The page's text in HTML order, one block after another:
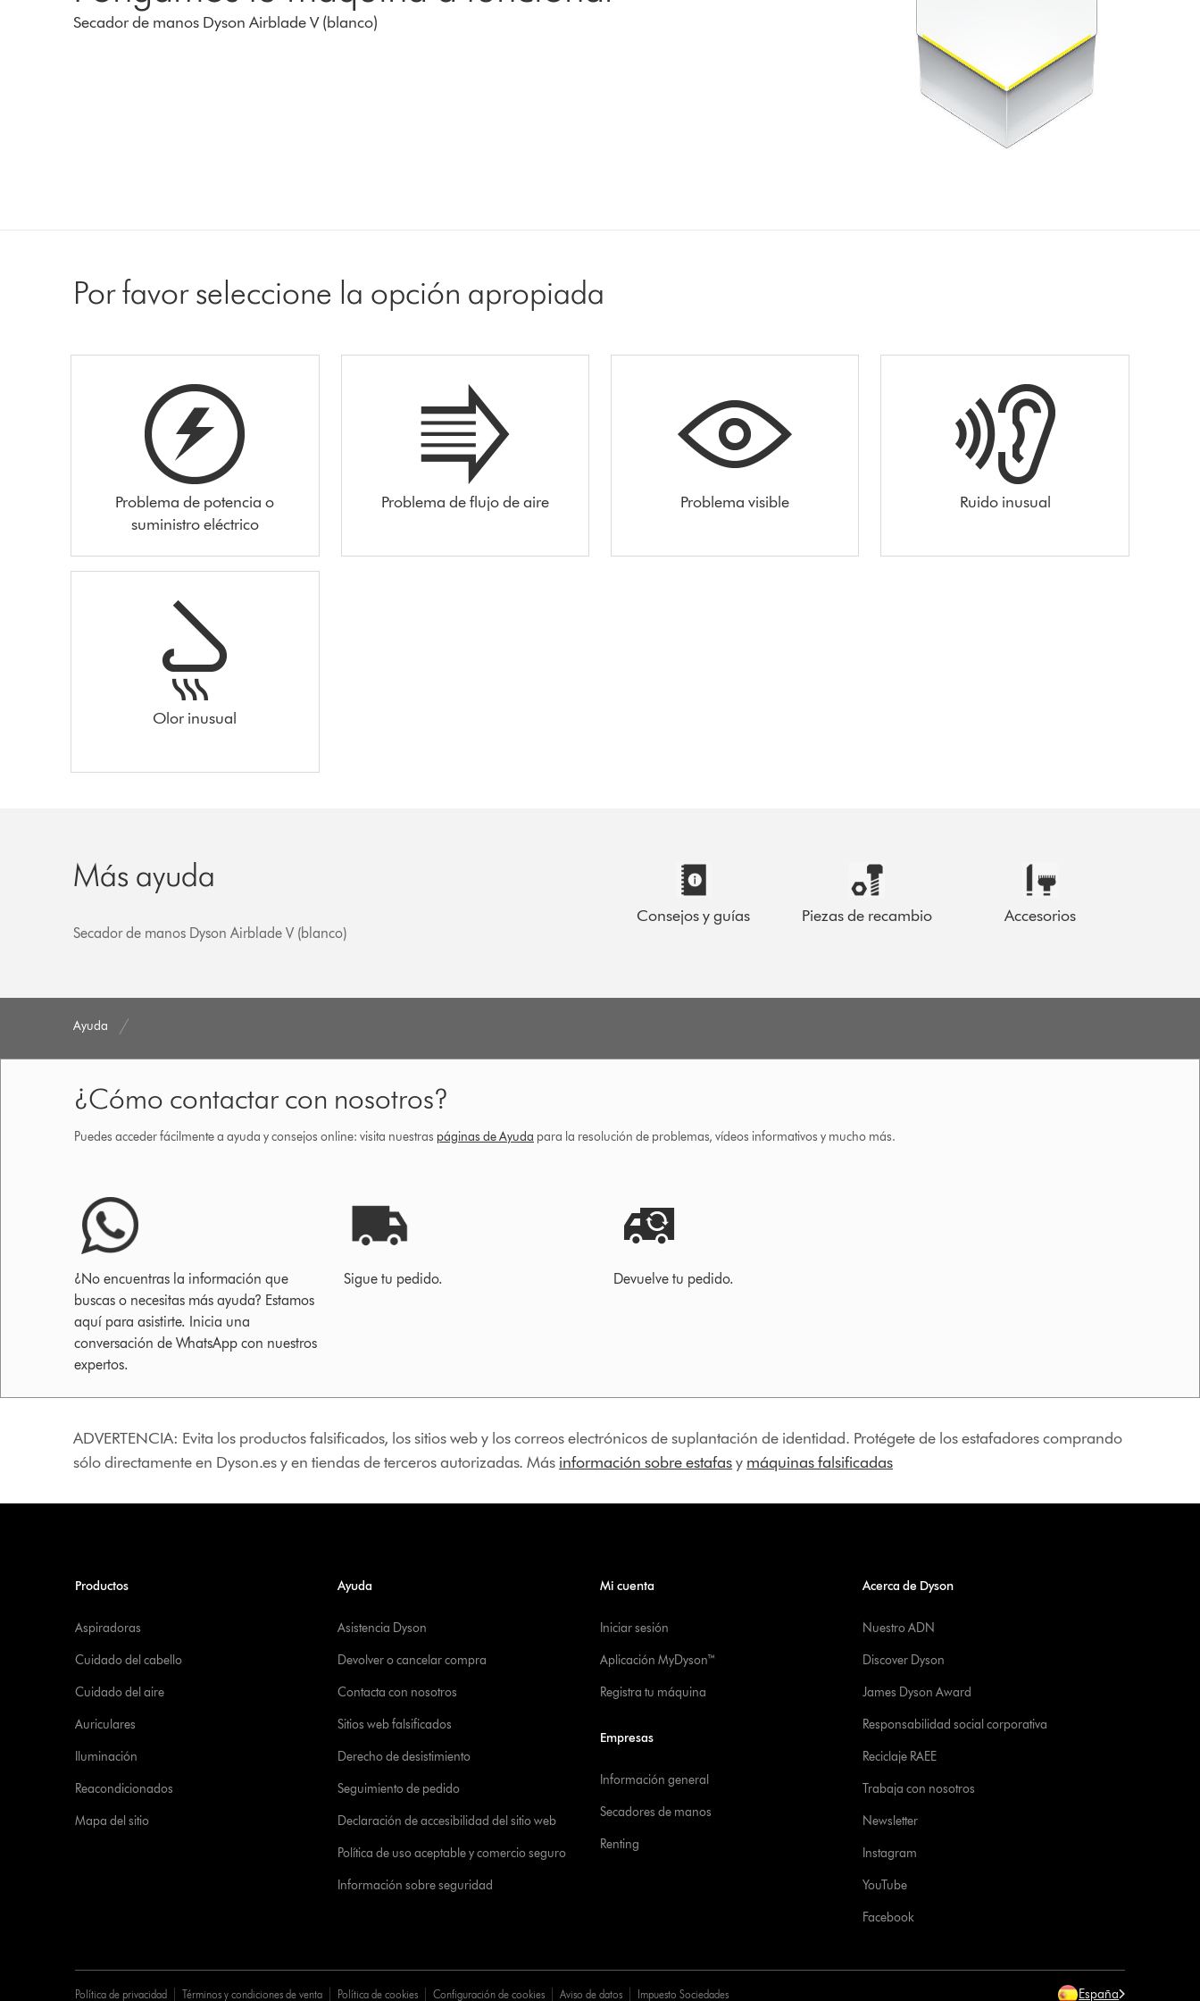
Secador de manos Dyson Airblade V (blanco)
Por favor seleccione la opción apropiada
Problema de potencia o
suministro eléctrico
Problema de flujo de aire Problema visible Ruido inusual
Olor inusual
Más ayuda
Secador de manos Dyson Airblade V (blanco)
Consejos y guías Piezas de recambio Accesorios
Ayuda
¿Cómo contactar con nosotros?
Puedes acceder fácilmente a ayuda y consejos online: visita nuestras páginas de Ayuda para la resolución de problemas, vídeos informativos y mucho más.
¿No encuentras la información que
buscas o necesitas más ayuda? Estamos
aquí para asistirte. Inicia una
conversación de WhatsApp con nuestros
expertos.
Sigue tu pedido. Devuelve tu pedido.
ADVERTENCIA: Evita los productos falsificados, los sitios web y los correos electrónicos de suplantación de identidad. Protégete de los estafadores comprando
sólo directamente en Dyson.es y en tiendas de terceros autorizadas. Más información sobre estafasy máquinas falsificadas
Productos
Aspiradoras
Cuidado del cabello
Cuidado del aire
Auriculares
Iluminación
Reacondicionados
Mapa del sitio
Ayuda
Asistencia Dyson
Devolver o cancelar compra
Contacta con nosotros
Sitios web falsificados
Derecho de desistimiento
Seguimiento de pedido
Declaración de accesibilidad del sitio web
Política de uso aceptable y comercio seguro
Información sobre seguridad
Mi cuenta
Iniciar sesión
Aplicación MyDyson™
Registra tu máquina
Empresas
Información general
Secadores de manos
Renting
Acerca de Dyson
Nuestro ADN
Discover Dyson
James Dyson Award
Responsabilidad social corporativa
Reciclaje RAEE
Trabaja con nosotros
Newsletter
Instagram
YouTube
Facebook
Política de privacidad Términos y condiciones de venta Política de cookies Configuración de cookies Aviso de datos Impuesto Sociedades España